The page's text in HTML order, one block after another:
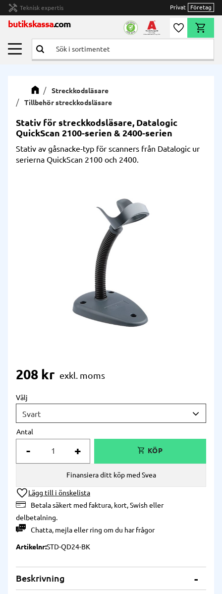
Meny
handyman Teknisk expertis Privat Företag
butikskassa.com Önskelista
Streckkodsläsare
Tillbehör streckkodsläsare
Stativ för streckkodsläsare, Datalogic
QuickScan 2100-serien & 2400-serien
Stativ av gåsnacke-typ för scanners från Datalogic ur
serierna QuickScan 2100 och 2400.
208 kr
Välj
Antal
+
-
Lägg till i önskelista
Betala säkert med faktura, kort, Swish eller
delbetalning.
Chatta, mejlaellerring om du har frågor
Finansiera ditt köp med Svea
ArtikelnrSTD-QD24-BK
Beskrivning